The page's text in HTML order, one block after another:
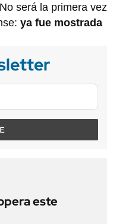
No será la primera vez
ya fue mostrada
este